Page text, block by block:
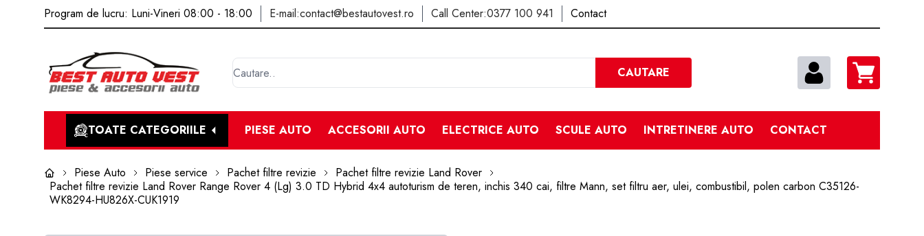
Program de lucru: Luni-Vineri 08:00 - 18:00 E-mail:contact@bestautovest.ro Call Center:0377 100 941 Contact
Cautare
CAUTARE
TOATE CATEGORIILE PIESE AUTO ACCESORII AUTO ELECTRICE AUTO SCULE AUTO INTRETINERE AUTO CONTACT
Piese Auto Piese service Pachet filtre revizie
Pachet filtre revizie Land Rover
Pachet filtre revizie Land Rover Range Rover 4 (Lg) 3.0 TD Hybrid 4x4 autoturism de teren, inchis 340 cai, filtre Mann, set filtru aer, ulei, combustibil, polen carbon C35126-
WK8294-HU826X-CUK1919